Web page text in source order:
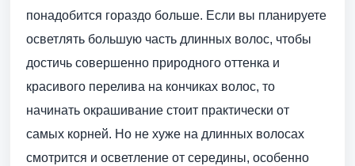
понадобится гораздо больше. Если вы планируете
осветлять большую часть длинных волос, чтобы
достичь совершенно природного оттенка и
красивого перелива на кончиках волос, то
начинать окрашивание стоит практически от
самых корней. Но не хуже на длинных волосах
смотрится и осветление от середины, особенно